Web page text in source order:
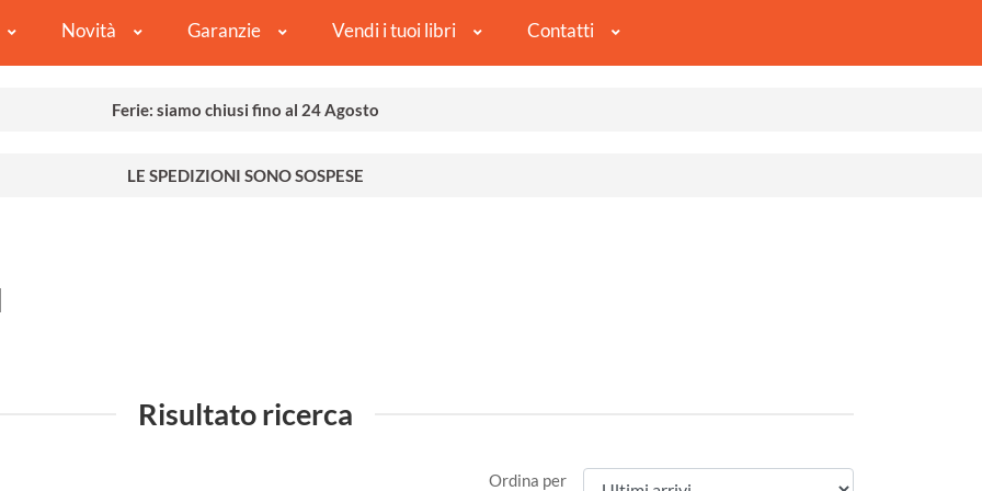
Novità Garanzie Vendi i tuoi libri Contatti
Ferie: siamo chiusi fino al 24 Agosto
LE SPEDIZIONI SONO SOSPESE
Risultato ricerca
Ordina per